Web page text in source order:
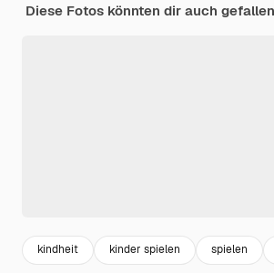
Diese Fotos könnten dir auch gefallen
kindheit kinder spielen spielen